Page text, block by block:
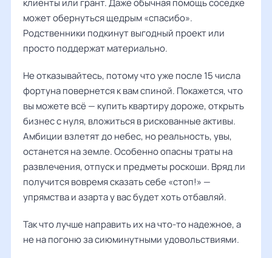
клиенты или грант. Даже обычная помощь соседке
может обернуться щедрым «спасибо».
Родственники подкинут выгодный проект или
просто поддержат материально.
Не отказывайтесь, потому что уже после 15 числа
фортуна повернется к вам спиной. Покажется, что
вы можете всё — купить квартиру дороже, открыть
бизнес с нуля, вложиться в рискованные активы.
Амбиции взлетят до небес, но реальность, увы,
останется на земле. Особенно опасны траты на
развлечения, отпуск и предметы роскоши. Вряд ли
получится вовремя сказать себе «стоп!» —
упрямства и азарта у вас будет хоть отбавляй.
Так что лучше направить их на что-то надежное, а
не на погоню за сиюминутными удовольствиями.